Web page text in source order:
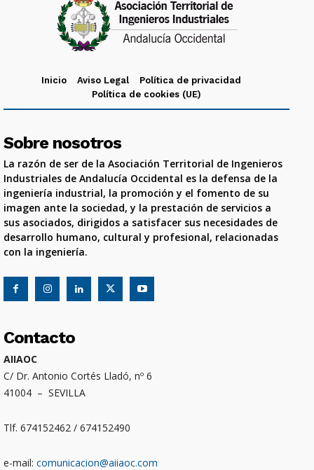
Inicio Aviso Legal
Política de privacidad
Política de cookies (UE)
Sobre nosotros
La razón de ser de la Asociación Territorial de Ingenieros
Industriales de Andalucía Occidental es la defensa de la
ingeniería industrial, la promoción y el fomento de su
imagen ante la sociedad, y la prestación de servicios a
sus asociados, dirigidos a satisfacer sus necesidades de
desarrollo humano, cultural y profesional, relacionadas
con la ingeniería.
Contacto
AIIAOC
C/ Dr. Antonio Cortés Lladó, nº 6
41004 – SEVILLA
Tlf. 674152462 / 674152490
e-mail: comunicacion@aiiaoc.com